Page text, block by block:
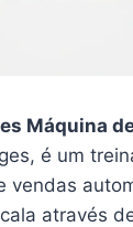
Máquina
é um
vendas
através